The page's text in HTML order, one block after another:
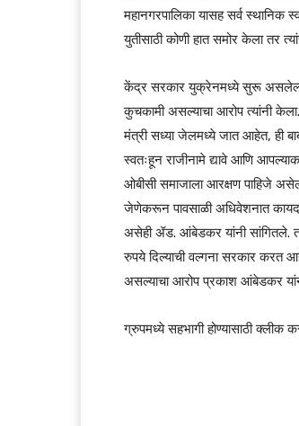
महानगरपालिका यासह सर्व स्थानिक
युतीसाठी कोणी हात समोर केला तर
केंद्र सरकार युक्रेनमध्ये सुरू
कुचकामी असल्याचा आरोप त्यांनी
मंत्री सध्या जेलमध्ये जात आहेत, ही
स्वतःहून राजीनामे द्यावे आणि
ओबीसी समाजाला आरक्षण पाहिजे असेल
जेणेकरून पावसाळी अधिवेशनात
असेही ॲड. आंबेडकर यांनी सांगितले.
रुपये दिल्याची वल्गना सरकार करत
असल्याचा आरोप प्रकाश आंबेडकर
ग्रुपमध्ये सहभागी होण्यासाठी क्लीक